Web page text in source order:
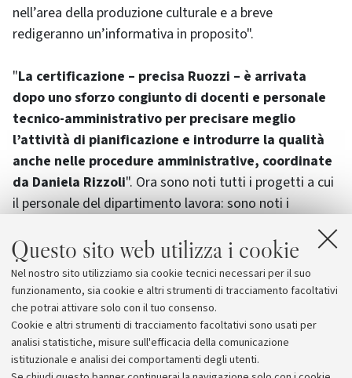
Questo sito web utilizza i cookie
Nel nostro sito utilizziamo sia cookie tecnici necessari per il suo
funzionamento, sia cookie e altri strumenti di tracciamento facoltativi
che potrai attivare solo con il tuo consenso.
Cookie e altri strumenti di tracciamento facoltativi sono usati per
analisi statistiche, misure sull'efficacia della comunicazione
istituzionale e analisi dei comportamenti degli utenti.
nell’area della produzione culturale e a breve
redigeranno un’informativa in proposito".
"La certificazione – precisa Ruozzi – è arrivata
dopo uno sforzo congiunto di docenti e personale
tecnico-amministrativo per precisare meglio
l’attività di pianificazione e introdurre la qualità
anche nelle procedure amministrative, coordinate
da Daniela Rizzoli". Ora sono noti tutti i progetti a cui
il personale del dipartimento lavora: sono noti i
quelli in corso d’opera. Informazioni che saranno
costantemente aggiornate, "perché – conclude Ruozzi
– la certificazione deve essere confermata di anno in
anno".